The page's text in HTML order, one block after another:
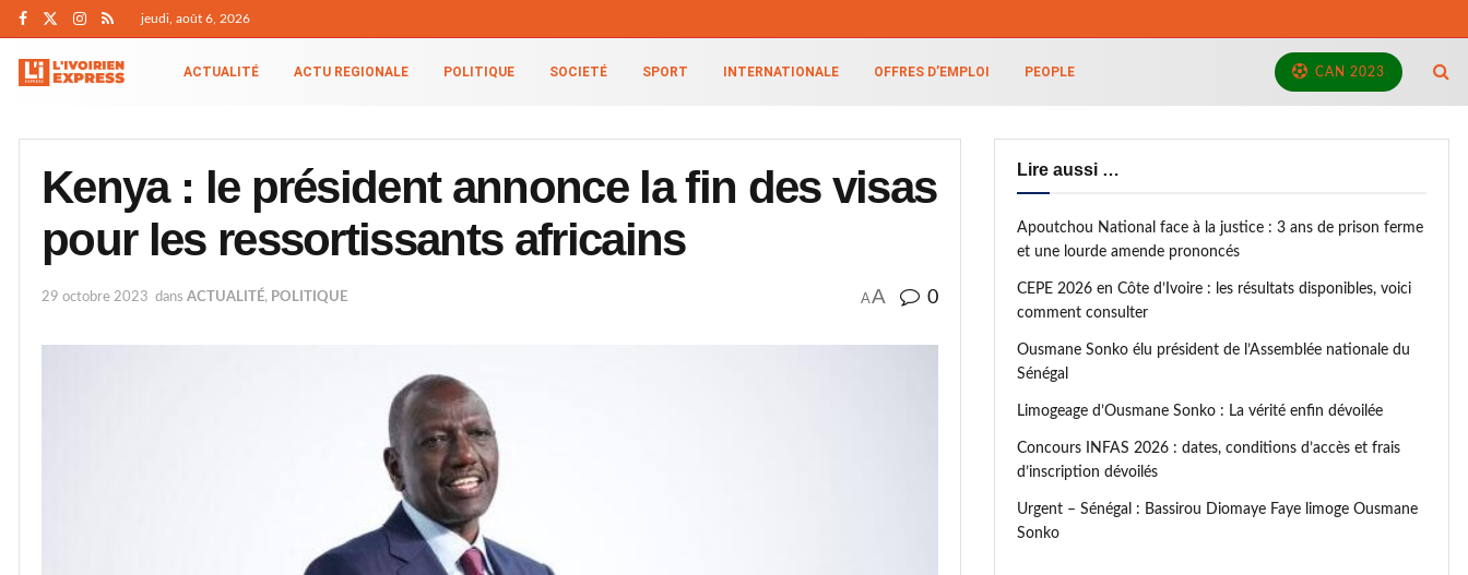
jeudi, août 6, 2026
ACTUALITÉ ACTU REGIONALE POLITIQUE SOCIETÉ SPORT INTERNATIONALE OFFRES D’EMPLOI PEOPLE CAN 2023
Kenya : le président annonce la fin des visas
pour les ressortissants africains
29 octobre 2023 dans ACTUALITÉ, POLITIQUE AA 0
Lire aussi …
Apoutchou National face à la justice : 3 ans de prison ferme
et une lourde amende prononcés
CEPE 2026 en Côte d’Ivoire : les résultats disponibles, voici
comment consulter
Ousmane Sonko élu président de l’Assemblée nationale du
Sénégal
Limogeage d’Ousmane Sonko : La vérité enfin dévoilée
Concours INFAS 2026 : dates, conditions d’accès et frais
d’inscription dévoilés
Urgent – Sénégal : Bassirou Diomaye Faye limoge Ousmane
Sonko